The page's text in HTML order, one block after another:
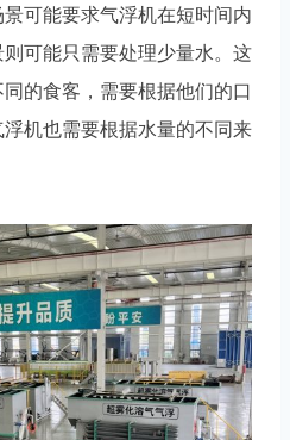
可能要求气浮机在短时间内
可能只需要处理少量水。这
的食客，需要根据他们的口
机也需要根据水量的不同来